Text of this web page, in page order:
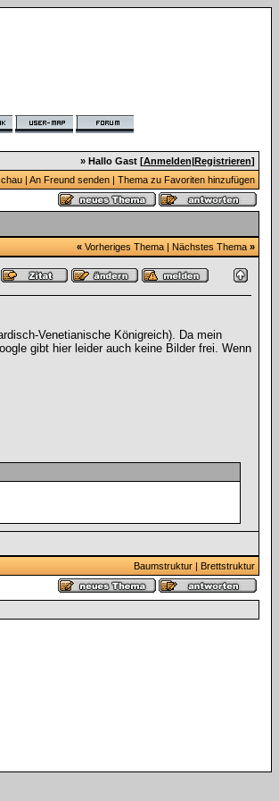
» Hallo Gast [Anmelden|Registrieren]
| An Freund senden| Thema zu Favoriten hinzufügen
« Vorheriges Thema| Nächstes Thema »
Venetianische Königreich). Da mein
gibt hier leider auch keine Bilder frei. Wenn
Baumstruktur| Brettstruktur